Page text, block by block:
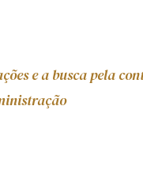
e a busca pela